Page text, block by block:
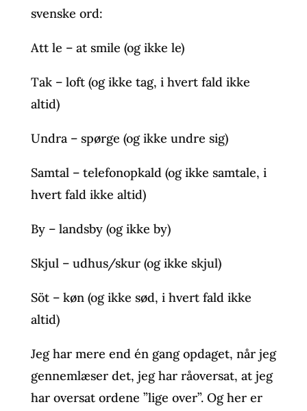
svenske ord:
Att le – at smile (og ikke le)
Tak – loft (og ikke tag, i hvert fald ikke
altid)
Undra – spørge (og ikke undre sig)
Samtal – telefonopkald (og ikke samtale, i
hvert fald ikke altid)
By – landsby (og ikke by)
Skjul – udhus/skur (og ikke skjul)
Söt – køn (og ikke sød, i hvert fald ikke
altid)
Jeg har mere end én gang opdaget, når jeg
gennemlæser det, jeg har råoversat, at jeg
har oversat ordene ”lige over”. Og her er